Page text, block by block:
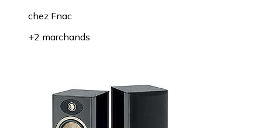
chez Fnac
+2 marchands